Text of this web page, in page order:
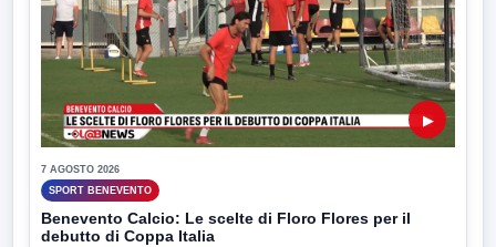
▶
7 AGOSTO 2026
SPORT BENEVENTO
Benevento Calcio: Le scelte di Floro Flores per il
debutto di Coppa Italia